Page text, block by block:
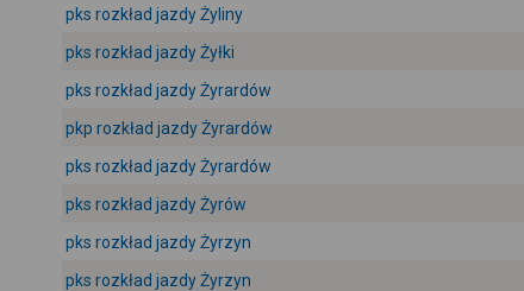
pks rozkład jazdy Żyliny
pks rozkład jazdy Żyłki
pks rozkład jazdy Żyrardów
pkp rozkład jazdy Żyrardów
pks rozkład jazdy Żyrardów
pks rozkład jazdy Żyrów
pks rozkład jazdy Żyrzyn
pks rozkład jazdy Żyrzyn